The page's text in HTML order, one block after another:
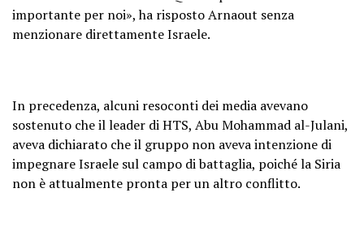
importante per noi», ha risposto Arnaout senza
menzionare direttamente Israele.
In precedenza, alcuni resoconti dei media avevano
sostenuto che il leader di HTS, Abu Mohammad al-Julani,
aveva dichiarato che il gruppo non aveva intenzione di
impegnare Israele sul campo di battaglia, poiché la Siria
non è attualmente pronta per un altro conflitto.